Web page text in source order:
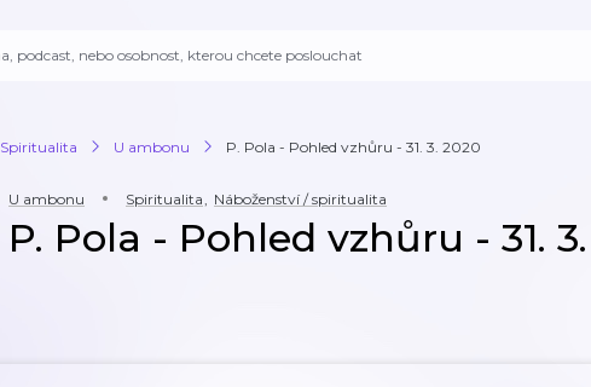
Spiritualita U ambonu P. Pola - Pohled vzhůru - 31. 3. 2020
U ambonu Spiritualita, Náboženství / spiritualita
P. Pola - Pohled vzhůru - 31.